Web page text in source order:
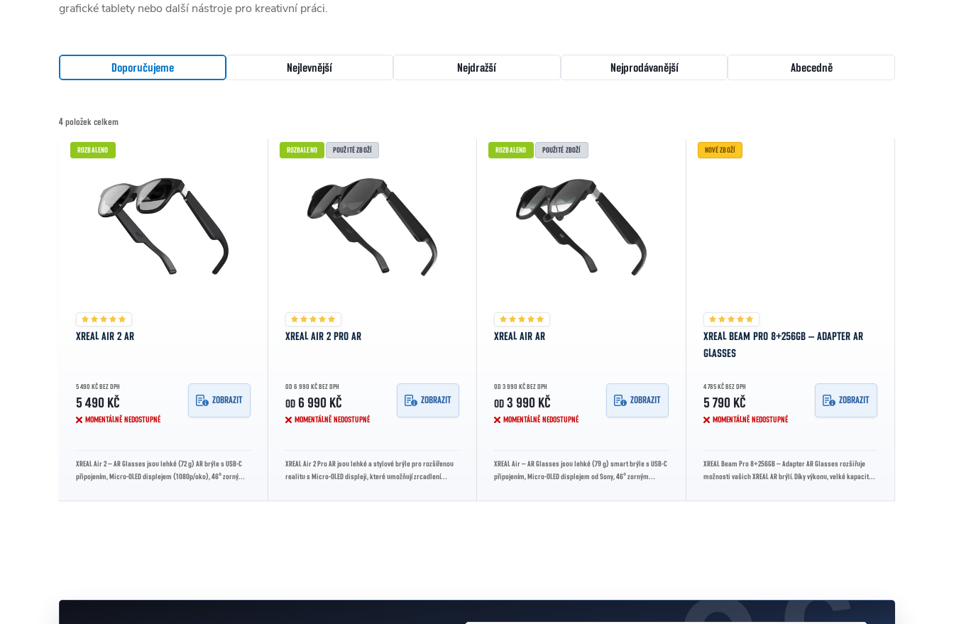
grafické tablety nebo další nástroje pro kreativní práci.
Řazení produktů
Doporučujeme Nejlevnější Nejdražší Nejprodávanější Abecedně
4 položek celkem
Výpis produktů
ROZBALENO
XREAL AIR 2 AR
5 490 KČ BEZ DPH
5 490 KČ
MOMENTÁLNĚ NEDOSTUPNÉ
ZOBRAZIT
XREAL Air 2 – AR Glasses jsou lehké (72 g) AR brýle s USB-C
připojením, Micro-OLED displejem (1080p/oko), 46° zorným
ROZBALENO POUŽITÉ ZBOŽÍ
XREAL AIR 2 PRO AR
OD 6 990 KČ BEZ DPH
OD6 990 KČ
MOMENTÁLNĚ NEDOSTUPNÉ
ZOBRAZIT
XREAL Air 2 Pro AR jsou lehké a stylové brýle pro rozšířenou
realitu s Micro-OLED displeji, které umožňují zrcadlení
ROZBALENO POUŽITÉ ZBOŽÍ
XREAL AIR AR
OD 3 990 KČ BEZ DPH
OD 3 990 KČ
MOMENTÁLNĚ NEDOSTUPNÉ
ZOBRAZIT
XREAL Air – AR Glasses jsou lehké (79 g) smart brýle s USB-C
připojením, Micro-OLED displejem od Sony, 46° zorným
NOVÉ ZBOŽÍ
XREAL BEAM PRO 8+256GB – ADAPTER AR
GLASSES
4 785 KČ BEZ DPH
5 790 KČ
MOMENTÁLNĚ NEDOSTUPNÉ
ZOBRAZIT
XREAL Beam Pro 8+256GB – Adapter AR Glasses rozšiřuje
možnosti vašich XREAL AR brýlí. Díky výkonu, velké kapacitě a